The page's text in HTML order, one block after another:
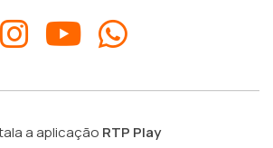
a aplicação RTP Play